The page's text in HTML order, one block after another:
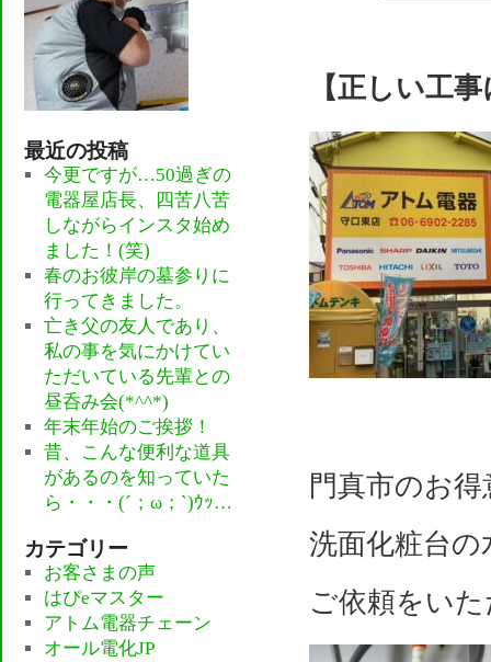
【正しい工
門真市のお
洗面化粧台
ご依頼をい
最近の投稿
今更ですが…50過ぎの
電器屋店長、四苦八苦
しながらインスタ始め
ました！(笑)
春のお彼岸の墓参りに
行ってきました。
亡き父の友人であり、
私の事を気にかけてい
ただいている先輩との
昼呑み会(*^^*)
年末年始のご挨拶！
昔、こんな便利な道具
があるのを知っていた
ら・・・(´；ω；`)ｳｯ…
カテゴリー
お客さまの声
はぴeマスター
アトム電器チェーン
オール電化JP